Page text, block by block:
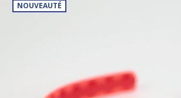
NOUVEAUTÉ